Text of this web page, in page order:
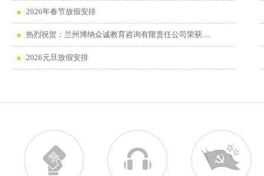
2026年春节放假安排
热烈祝贺：兰州博纳众诚教育咨询有限责任公司荣获…
2026元旦放假安排